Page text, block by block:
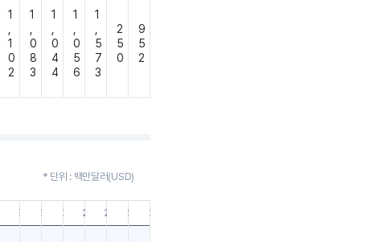
1
1
0
2
1
0
8
3
1
0
4
4
1
0
5
6
1
5
7
3
2
5
0
9
5
2
* 단위 : 백만달러(USD)
21.06.3021.03.3120.12.3120.09.3020.06.3020.03.31